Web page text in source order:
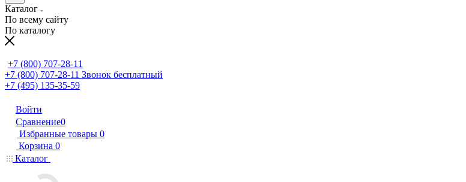
Каталог
По всему сайту
По каталогу
+7 (800) 707-28-11
+7 (800) 707-28-11 Звонок бесплатный
+7 (495) 135-35-59
Войти
Сравнение0
Избранные товары 0
Корзина 0
Каталог